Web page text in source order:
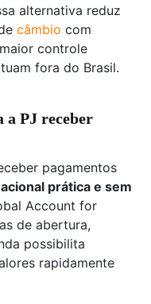
alternativa reduz
câmbio com
controle
fora do Brasil.
a PJ receber
pagamentos
prática e sem
Account for
de abertura,
possibilita
rapidamente